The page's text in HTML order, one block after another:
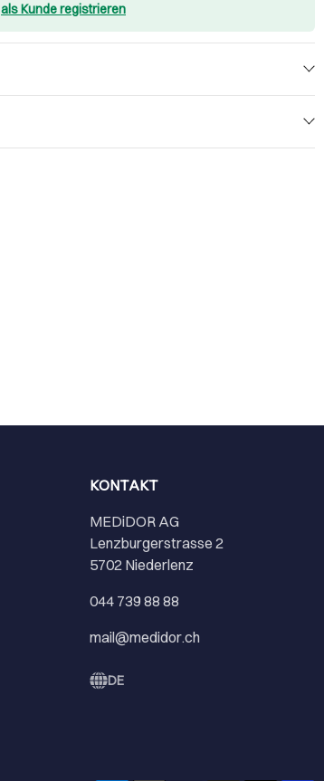
als Kunde registrieren
KONTAKT
MEDiDOR AG
Lenzburgerstrasse 2
5702 Niederlenz
044 739 88 88
mail@medidor.ch
DE